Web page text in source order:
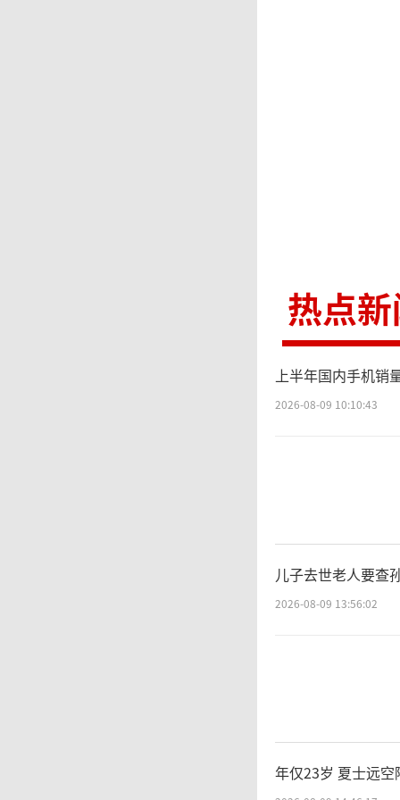
热点
上半年国内手机销
2026-08-09 10:10:43
儿子去世老人要查
2026-08-09 13:56:02
年仅23岁 夏士远